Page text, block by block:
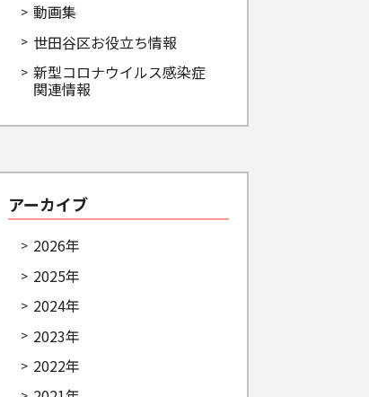
動画集
世田谷区お役立ち情報
新型コロナウイルス感染症
関連情報
アーカイブ
2026年
2025年
2024年
2023年
2022年